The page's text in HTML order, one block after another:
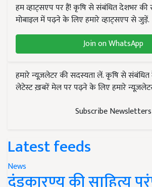
हम व्हाट्सएप पर हैं! कृषि से संबंधित देशभर
मोबाइल में पढ़ने के लिए हमारे व्हाट्सएप से जुड़ें.
Join on WhatsApp
हमारे न्यूज़लेटर की सदस्यता लें. कृषि से
लेटेस्ट ख़बरें मेल पर पढ़ने के लिए हमारे
Subscribe Newsletters
Latest feeds
News